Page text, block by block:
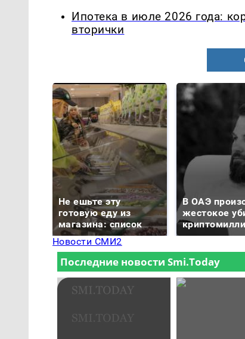
Ипотека в июле 2026 года:
вторички
Не ешьте эту
готовую еду из
магазина: список
В ОАЭ
жестокое
Новости СМИ2